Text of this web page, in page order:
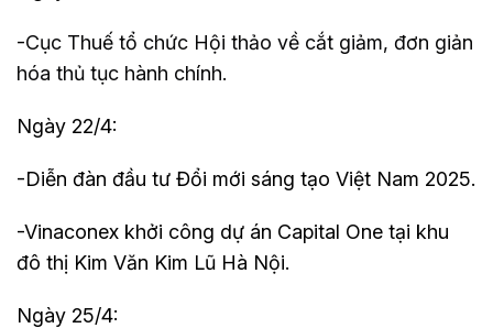
-Cục Thuế tổ chức Hội thảo về cắt giảm, đơn giản
hóa thủ tục hành chính.
Ngày 22/4:
-Diễn đàn đầu tư Đổi mới sáng tạo Việt Nam 2025.
-Vinaconex khởi công dự án Capital One tại khu
đô thị Kim Văn Kim Lũ Hà Nội.
Ngày 25/4: